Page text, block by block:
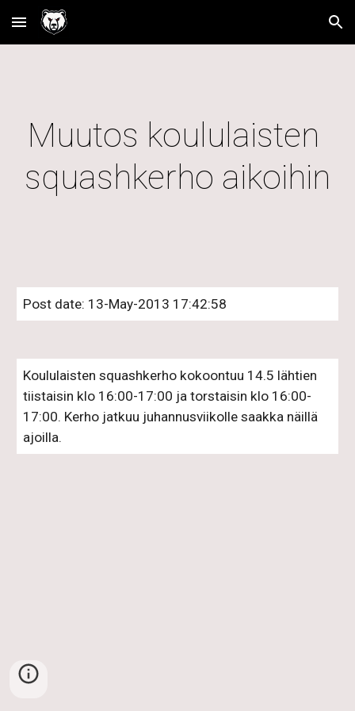
Skip to main content Skip to navigation
Muutos koululaisten
squashkerho aikoihin
Post date: 13-May-2013 17:42:58
Koululaisten squashkerho kokoontuu 14.5 lähtien
tiistaisin klo 16:00-17:00 ja torstaisin klo 16:00-
17:00. Kerho jatkuu juhannusviikolle saakka näillä
ajoilla.